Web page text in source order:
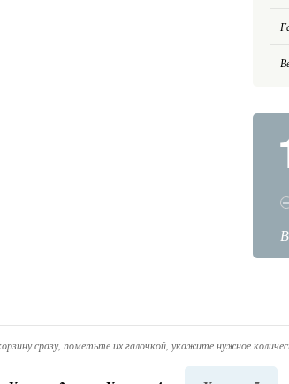
сразу, пометьте их галочкой, укажите нужное